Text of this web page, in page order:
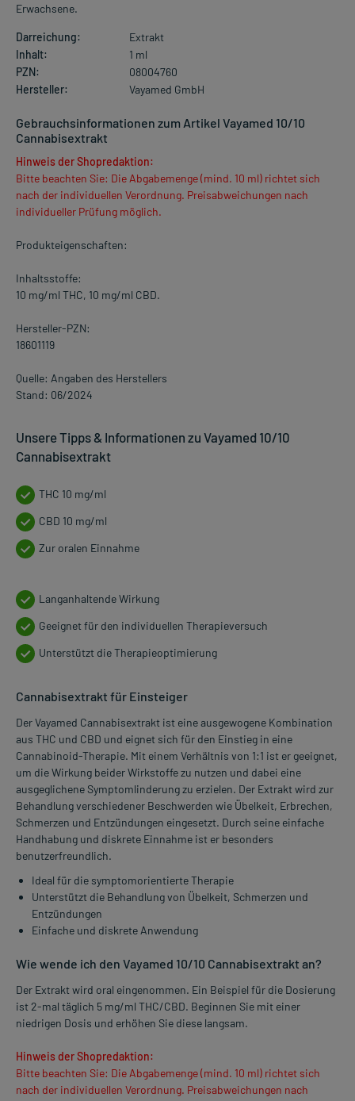
Erwachsene.
Darreichung:
Extrakt
Inhalt:
1 ml
PZN:
08004760
Hersteller:
Vayamed GmbH
Gebrauchsinformationen zum Artikel Vayamed 10/10
Cannabisextrakt
Hinweis der Shopredaktion:
Bitte beachten Sie: Die Abgabemenge (mind. 10 ml) richtet sich
nach der individuellen Verordnung. Preisabweichungen nach
individueller Prüfung möglich.
Produkteigenschaften:
Inhaltsstoffe:
10 mg/ml THC, 10 mg/ml CBD.
Hersteller-PZN:
18601119
Quelle: Angaben des Herstellers
Stand: 06/2024
Unsere Tipps & Informationen zu Vayamed 10/10
Cannabisextrakt
THC 10 mg/ml
CBD 10 mg/ml
Zur oralen Einnahme
Langanhaltende Wirkung
Geeignet für den individuellen Therapieversuch
Unterstützt die Therapieoptimierung
Cannabisextrakt für Einsteiger
Der Vayamed Cannabisextrakt ist eine ausgewogene Kombination
aus THC und CBD und eignet sich für den Einstieg in eine
Cannabinoid-Therapie. Mit einem Verhältnis von 1:1 ist er geeignet,
um die Wirkung beider Wirkstoffe zu nutzen und dabei eine
ausgeglichene Symptomlinderung zu erzielen. Der Extrakt wird zur
Behandlung verschiedener Beschwerden wie Übelkeit, Erbrechen,
Schmerzen und Entzündungen eingesetzt. Durch seine einfache
Handhabung und diskrete Einnahme ist er besonders
benutzerfreundlich.
Ideal für die symptomorientierte Therapie
Unterstützt die Behandlung von Übelkeit, Schmerzen und
Entzündungen
Einfache und diskrete Anwendung
Wie wende ich den Vayamed 10/10 Cannabisextrakt an?
Der Extrakt wird oral eingenommen. Ein Beispiel für die Dosierung
ist 2-mal täglich 5 mg/ml THC/CBD. Beginnen Sie mit einer
niedrigen Dosis und erhöhen Sie diese langsam.
Hinweis der Shopredaktion:
Bitte beachten Sie: Die Abgabemenge (mind. 10 ml) richtet sich
nach der individuellen Verordnung. Preisabweichungen nach